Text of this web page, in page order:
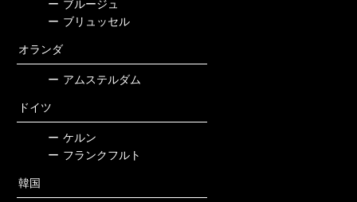
ー ブルージュ
ー ブリュッセル
オランダ
ー アムステルダム
ドイツ
ー ケルン
ー フランクフルト
韓国